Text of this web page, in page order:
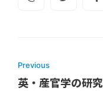
Previous
英・産官学の研